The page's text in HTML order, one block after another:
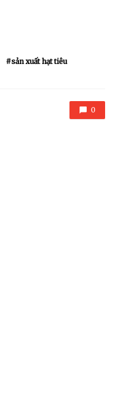
sản xuất hạt tiêu
0